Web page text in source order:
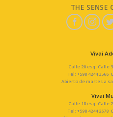
THE SENSE
Vivai
Calle 20 esq. Calle
Tel: +598 4244 3566
Abierto de martes a
Vivai
Calle 18 esq. Calle
Tel: +598 4244 2678